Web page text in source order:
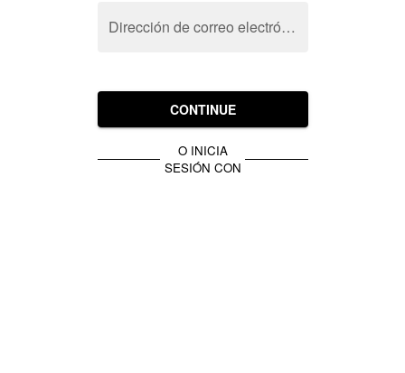
Dirección de correo electrónico
CONTINUE
O INICIA
SESIÓN CON